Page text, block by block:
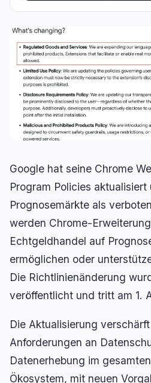
DeFi
DEXs 0
Kreditvergabe
Erträge 0
Derivate
RWA
Institutionell 3
Finanzierung 1
Zahlungen 1
Partnerschaften 2
Google hat seine Chrome
Program Policies
Prognosemärkte als
werden Chrome-
Echtgeldhandel auf
ermöglichen oder
Die Richtlinienänderung
veröffentlicht und tritt am 1.
Die Aktualisierung
Anforderungen an
Datenerhebung im
Ökosystem, mit neuen